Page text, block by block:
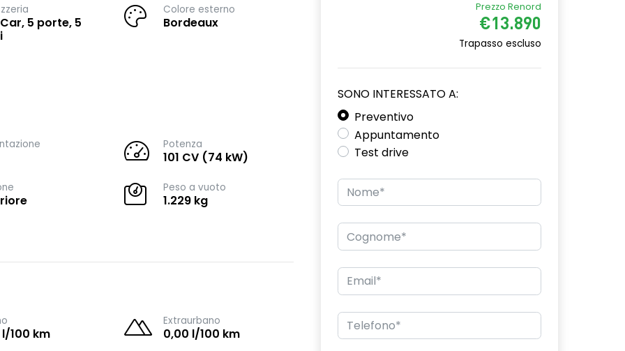
5 porte, 5
Colore esterno
Bordeaux
Potenza
101 CV (74 kW)
Peso a vuoto
1.229 kg
100 km
Extraurbano
0,00 l/100 km
Prezzo Renord
€13.890
Trapasso escluso
SONO INTERESSATO A:
Preventivo
Appuntamento
Test drive